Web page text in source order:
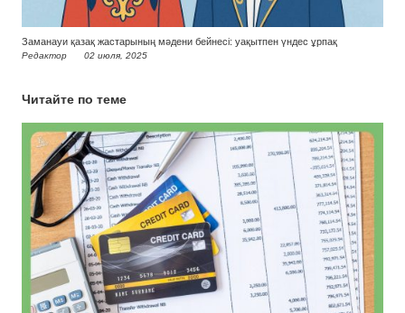
Заманауи қазақ жастарының мәдени бейнесі: уақытпен үндес ұрпақ
Редактор 02 июля, 2025
Читайте по теме